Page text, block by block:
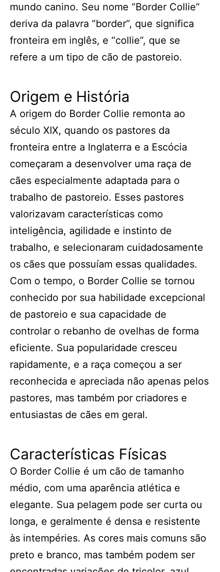
mundo canino. Seu nome “Border Collie”
deriva da palavra “border”, que significa
fronteira em inglês, e “collie”, que se
refere a um tipo de cão de pastoreio.
Origem e História
A origem do Border Collie remonta ao
século XIX, quando os pastores da
fronteira entre a Inglaterra e a Escócia
começaram a desenvolver uma raça de
cães especialmente adaptada para o
trabalho de pastoreio. Esses pastores
valorizavam características como
inteligência, agilidade e instinto de
trabalho, e selecionaram cuidadosamente
os cães que possuíam essas qualidades.
Com o tempo, o Border Collie se tornou
conhecido por sua habilidade excepcional
de pastoreio e sua capacidade de
controlar o rebanho de ovelhas de forma
eficiente. Sua popularidade cresceu
rapidamente, e a raça começou a ser
reconhecida e apreciada não apenas pelos
pastores, mas também por criadores e
entusiastas de cães em geral.
Características Físicas
O Border Collie é um cão de tamanho
médio, com uma aparência atlética e
elegante. Sua pelagem pode ser curta ou
longa, e geralmente é densa e resistente
às intempéries. As cores mais comuns são
preto e branco, mas também podem ser